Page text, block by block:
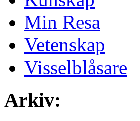
Min Resa
Vetenskap
Visselblåsare
Arkiv: